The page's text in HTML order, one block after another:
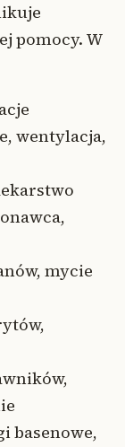
pomocy. W
wentylacja,
mycie
basenowe,